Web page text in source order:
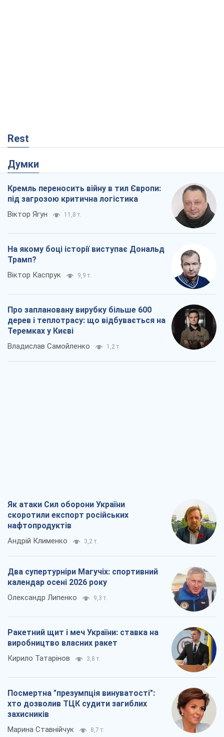
Rest
Думки
Кремль переносить війну в тил Європи:
під загрозою критична логістика
Віктор Ягун 11,8 т.
На якому боці історії виступає Дональд
Трамп?
Віктор Каспрук 9,9 т.
Про заплановану вирубку більше 600
дерев і теплотрасу: що відбувається на
Теремках у Києві
Владислав Самойленко 1,2 т.
Як атаки Сил оборони України
скоротили експорт російських
нафтопродуктів
Андрій Клименко 3,2 т.
Два супертурніри Магучіх: спортивний
календар осені 2026 року
Олександр Липенко 9,3 т.
Ракетний щит і меч України: ставка на
виробництво власних ракет
Кирило Татарінов 3,8 т.
Посмертна "презумпція винуватості":
хто дозволив ТЦК судити загиблих
захисників
Марина Ставнійчук 8,7 т.